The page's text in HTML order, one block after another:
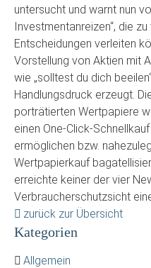
untersucht und warnt nun
Investmentanreizen“, die
Entscheidungen verleiten
Vorstellung von Aktien mit
wie „solltest du dich
Handlungsdruck erzeugt.
porträtierten Wertpapiere
einen One-Click-
ermöglichen bzw.
Wertpapierkauf
erreichte keiner der vier
Verbraucherschutzsicht
zurück zur Übersicht
Kategorien
Allgemein